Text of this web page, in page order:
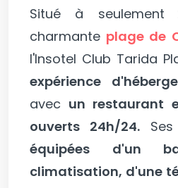
Situé à
charmante plage de
l'Insotel Club Tarida
expérience
avec un restaurant
ouverts 24h/24.Ses
équipées d'un
climatisation, d'une